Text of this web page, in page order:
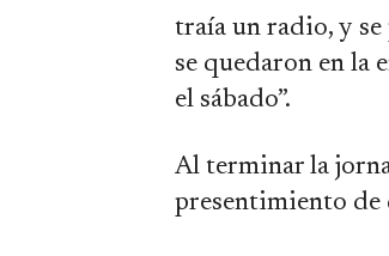
traía un radio, y se
se quedaron en la
el sábado”.
Al terminar la
presentimiento de